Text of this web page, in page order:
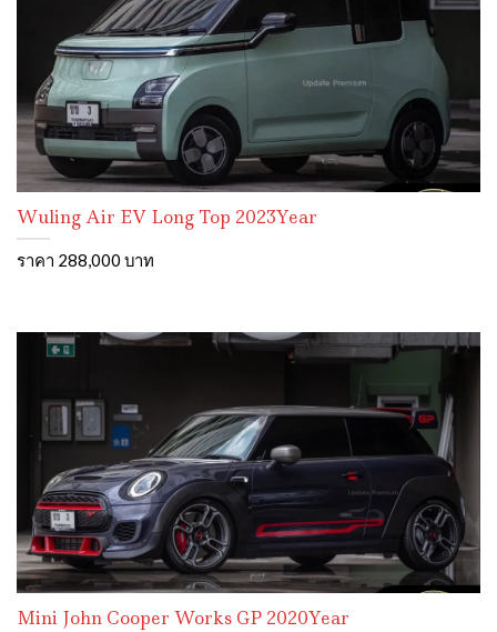
Wuling Air EV Long Top 2023Year
ราคา 288,000 บาท
Mini John Cooper Works GP 2020Year